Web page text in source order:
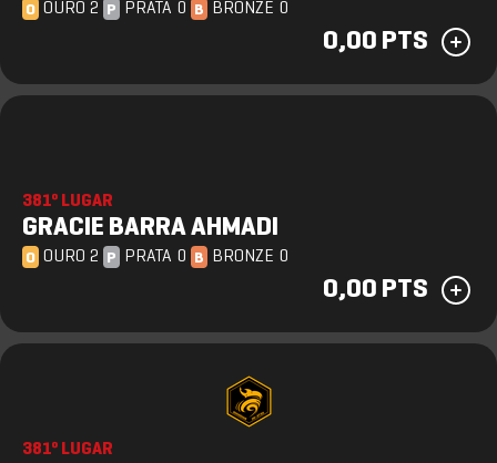
O OURO 2 P PRATA 0 B BRONZE 0
0,00 PTS
381º LUGAR
GRACIE BARRA AHMADI
O OURO 2 P PRATA 0 B BRONZE 0
0,00 PTS
381º LUGAR